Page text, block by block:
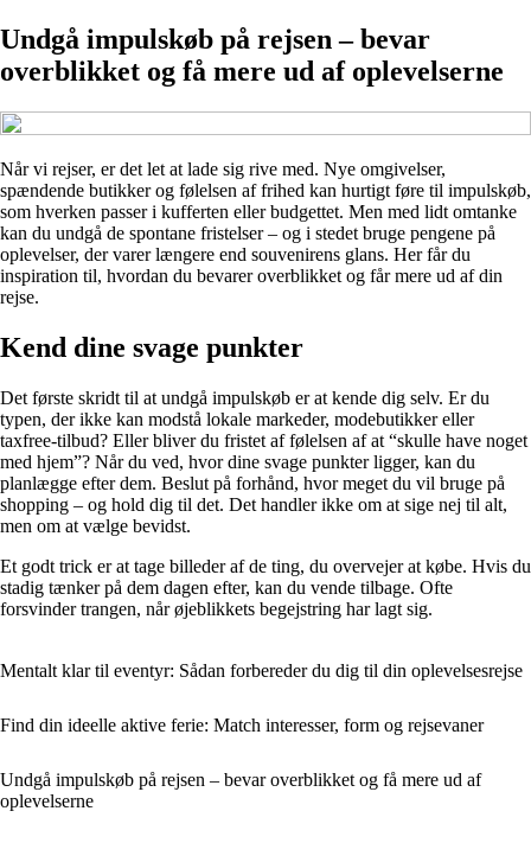
Undgå impulskøb på rejsen – bevar
overblikket og få mere ud af oplevelserne
Når vi rejser, er det let at lade sig rive med. Nye omgivelser,
spændende butikker og følelsen af frihed kan hurtigt føre til impulskøb,
som hverken passer i kufferten eller budgettet. Men med lidt omtanke
kan du undgå de spontane fristelser – og i stedet bruge pengene på
oplevelser, der varer længere end souvenirens glans. Her får du
inspiration til, hvordan du bevarer overblikket og får mere ud af din
rejse.
Kend dine svage punkter
Det første skridt til at undgå impulskøb er at kende dig selv. Er du
typen, der ikke kan modstå lokale markeder, modebutikker eller
taxfree-tilbud? Eller bliver du fristet af følelsen af at “skulle have noget
med hjem”? Når du ved, hvor dine svage punkter ligger, kan du
planlægge efter dem. Beslut på forhånd, hvor meget du vil bruge på
shopping – og hold dig til det. Det handler ikke om at sige nej til alt,
men om at vælge bevidst.
Et godt trick er at tage billeder af de ting, du overvejer at købe. Hvis du
stadig tænker på dem dagen efter, kan du vende tilbage. Ofte
forsvinder trangen, når øjeblikkets begejstring har lagt sig.
Mentalt klar til eventyr: Sådan forbereder du dig til din oplevelsesrejse
Find din ideelle aktive ferie: Match interesser, form og rejsevaner
Undgå impulskøb på rejsen – bevar overblikket og få mere ud af
oplevelserne